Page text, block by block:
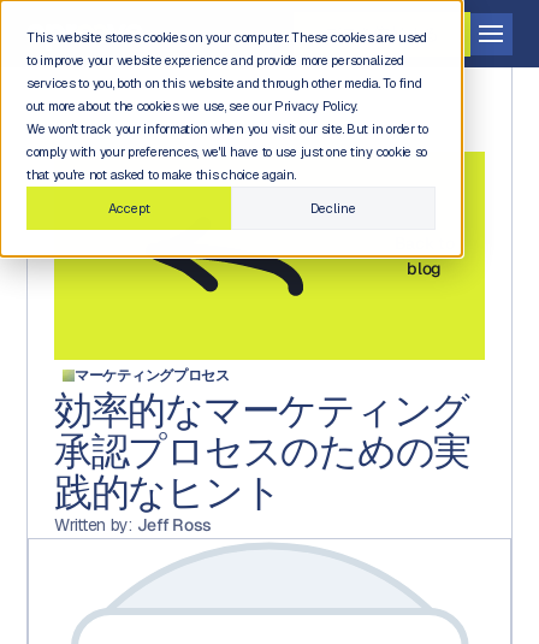
This website stores cookies on your computer. These cookies are used
to improve your website experience and provide more personalized
services to you, both on this website and through other media. To find
out more about the cookies we use, see our Privacy Policy.
We won't track your information when you visit our site. But in order to
comply with your preferences, we'll have to use just one tiny cookie so
that you're not asked to make this choice again.
Accept
Decline
デモを依頼する
blog
マーケティングプロセス
効率的なマーケティング
承認プロセスのための実
践的なヒント
Written by: Jeff Ross